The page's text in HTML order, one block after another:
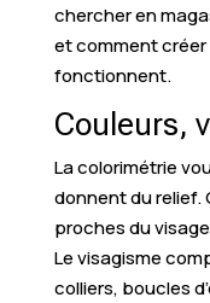
chercher en
et comment
fonctionnent.
Couleurs,
La colorimétrie
donnent du relief.
proches du
Le visagisme
colliers, boucles